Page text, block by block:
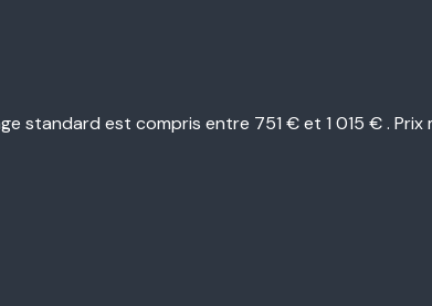
standard est compris entre 751 € et 1 015 € . Prix